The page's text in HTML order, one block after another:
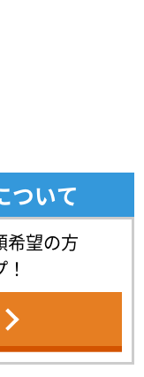
ついて
希望の方